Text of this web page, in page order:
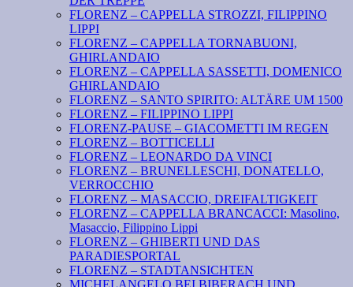
FLORENZ – CAPPELLA STROZZI, FILIPPINO
LIPPI
FLORENZ – CAPPELLA TORNABUONI,
GHIRLANDAIO
FLORENZ – CAPPELLA SASSETTI, DOMENICO
GHIRLANDAIO
FLORENZ – SANTO SPIRITO: ALTÄRE UM 1500
FLORENZ – FILIPPINO LIPPI
FLORENZ-PAUSE – GIACOMETTI IM REGEN
FLORENZ – BOTTICELLI
FLORENZ – LEONARDO DA VINCI
FLORENZ – BRUNELLESCHI, DONATELLO,
VERROCCHIO
FLORENZ – MASACCIO, DREIFALTIGKEIT
FLORENZ – CAPPELLA BRANCACCI: Masolino,
Masaccio, Filippino Lippi
FLORENZ – GHIBERTI UND DAS
PARADIESPORTAL
FLORENZ – STADTANSICHTEN
MICHELANGELO BEI BIBERACH UND